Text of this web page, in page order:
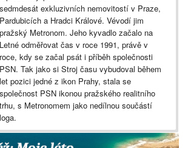
sedmdesát exkluzivních nemovitostí v Praze,
Pardubicích a Hradci Králové. Vévodí jim
pražský Metronom. Jeho kyvadlo začalo na
Letné odměřovat čas v roce 1991, právě v
roce, kdy se začal psát i příběh společnosti
PSN. Tak jako si Stroj času vybudoval během
let pozici jedné z ikon Prahy, stala se
společnost PSN ikonou pražského realitního
trhu, s Metronomem jako nedílnou součástí
loga.